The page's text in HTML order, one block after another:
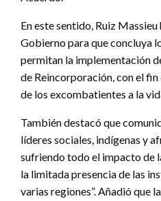
En este sentido, Ruiz
Gobierno para que concluya
permitan la implementación
de Reincorporación, con el
de los excombatientes a la
También destacó que
líderes sociales, indígenas y
sufriendo todo el impacto de
la limitada presencia de las
varias regiones”. Añadió que